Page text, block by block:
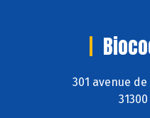
301 avenue